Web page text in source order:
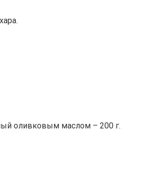
оливковым маслом – 200 г.